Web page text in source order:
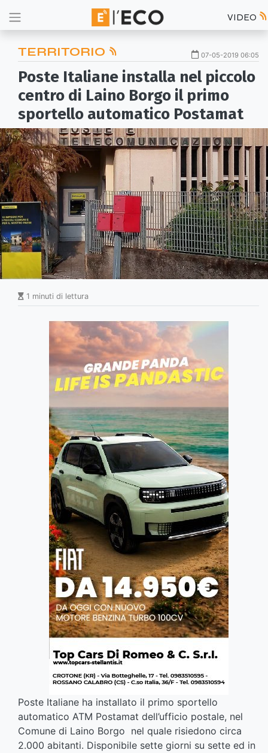
VIDEO
TERRITORIO 07-05-2019 06:05
Poste Italiane installa nel piccolo
centro di Laino Borgo il primo
sportello automatico Postamat
1 minuti di lettura
Poste Italiane ha installato il primo sportello
automatico ATM Postamat dell’ufficio postale, nel
Comune di Laino Borgo nel quale risiedono circa
2.000 abitanti. Disponibile sette giorni su sette ed in